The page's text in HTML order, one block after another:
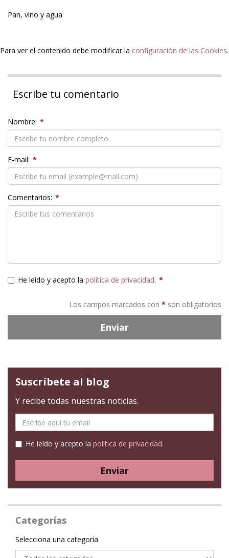
Pan, vino y agua
Para ver el contenido debe modificar la configuración de las Cookies.
Escribe tu comentario
Nombre: *
E-mail: *
Comentarios: *
He leído y acepto la política de privacidad. *
Los campos marcados con * son obligatorios
Enviar
Suscríbete al blog
Y recibe todas nuestras noticias.
mail
He leído y acepto la política de privacidad.
Enviar
Categorías
Categoría
Selecciona una categoría